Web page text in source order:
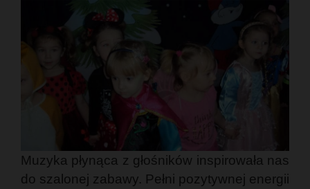
Muzyka płynąca z głośników inspirowała nas
do szalonej zabawy. Pełni pozytywnej energii